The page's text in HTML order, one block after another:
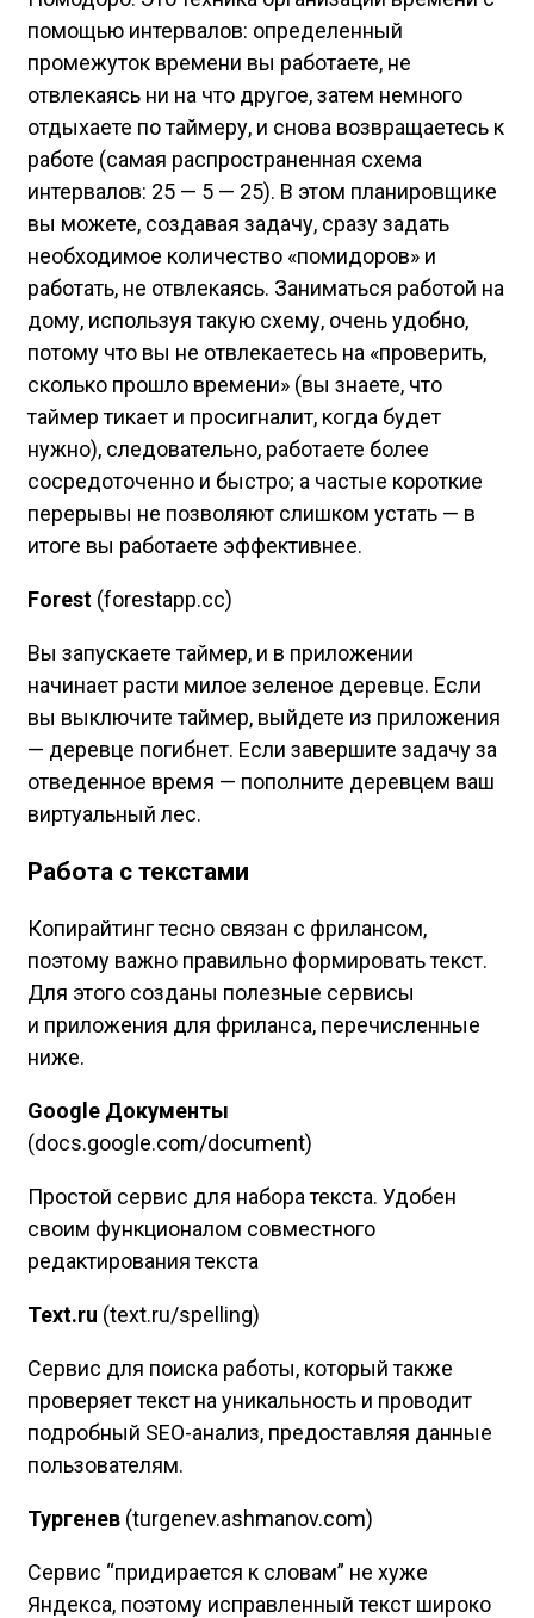
помощью интервалов: определенный
промежуток времени вы работаете, не
отвлекаясь ни на что другое, затем немного
отдыхаете по таймеру, и снова возвращаетесь к
работе (самая распространенная схема
интервалов: 25 — 5 — 25). В этом планировщике
вы можете, создавая задачу, сразу задать
необходимое количество «помидоров» и
работать, не отвлекаясь. Заниматься работой на
дому, используя такую схему, очень удобно,
потому что вы не отвлекаетесь на «проверить,
сколько прошло времени» (вы знаете, что
таймер тикает и просигналит, когда будет
нужно), следовательно, работаете более
сосредоточенно и быстро; а частые короткие
перерывы не позволяют слишком устать — в
итоге вы работаете эффективнее.
Forest (forestapp.cc)
Вы запускаете таймер, и в приложении
начинает расти милое зеленое деревце. Если
вы выключите таймер, выйдете из приложения
— деревце погибнет. Если завершите задачу за
отведенное время — пополните деревцем ваш
виртуальный лес.
Работа с текстами
Копирайтинг тесно связан с фрилансом,
поэтому важно правильно формировать текст.
Для этого созданы полезные сервисы
и приложения для фриланса, перечисленные
ниже.
Google Документы
(docs.google.com/document)
Простой сервис для набора текста. Удобен
своим функционалом совместного
редактирования текста
Text.ru (text.ru/spelling)
Сервис для поиска работы, который также
проверяет текст на уникальность и проводит
подробный SEO-анализ, предоставляя данные
пользователям.
Тургенев (turgenev.ashmanov.com)
Сервис “придирается к словам” не хуже
Яндекса, поэтому исправленный текст широко